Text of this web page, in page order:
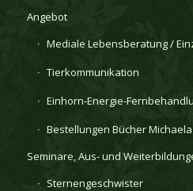
Angebot
Mediale Lebensberatung /
Tierkommunikation
Einhorn-Energie-
Bestellungen Bücher
Seminare, Aus- und
Sternengeschwister